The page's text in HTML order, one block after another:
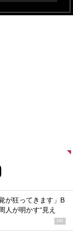
が狂ってきます」B
人が明かす“見え
PR